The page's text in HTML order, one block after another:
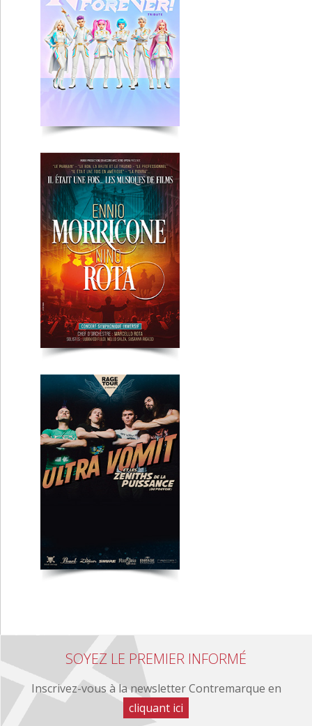
Il était une fois
Lyon
St Etienne
Ultra Vomit
Clermont-Fd
SOYEZ LE PREMIER INFORMÉ
Inscrivez-vous à la newsletter Contremarque en
cliquant ici